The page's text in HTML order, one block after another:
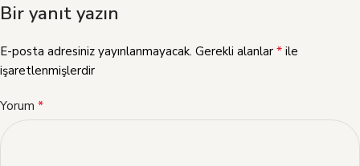
Bir yanıt yazın
E-posta adresiniz yayınlanmayacak. Gerekli alanlar * ile
işaretlenmişlerdir
Yorum *